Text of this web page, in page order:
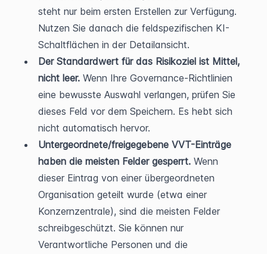
steht nur beim ersten Erstellen zur Verfügung.
Nutzen Sie danach die feldspezifischen KI-
Schaltflächen in der Detailansicht.
Der Standardwert für das Risikoziel ist Mittel,
nicht leer. Wenn Ihre Governance-Richtlinien
eine bewusste Auswahl verlangen, prüfen Sie
dieses Feld vor dem Speichern. Es hebt sich
nicht automatisch hervor.
Untergeordnete/freigegebene VVT-Einträge
haben die meisten Felder gesperrt. Wenn
dieser Eintrag von einer übergeordneten
Organisation geteilt wurde (etwa einer
Konzernzentrale), sind die meisten Felder
schreibgeschützt. Sie können nur
Verantwortliche Personen und die